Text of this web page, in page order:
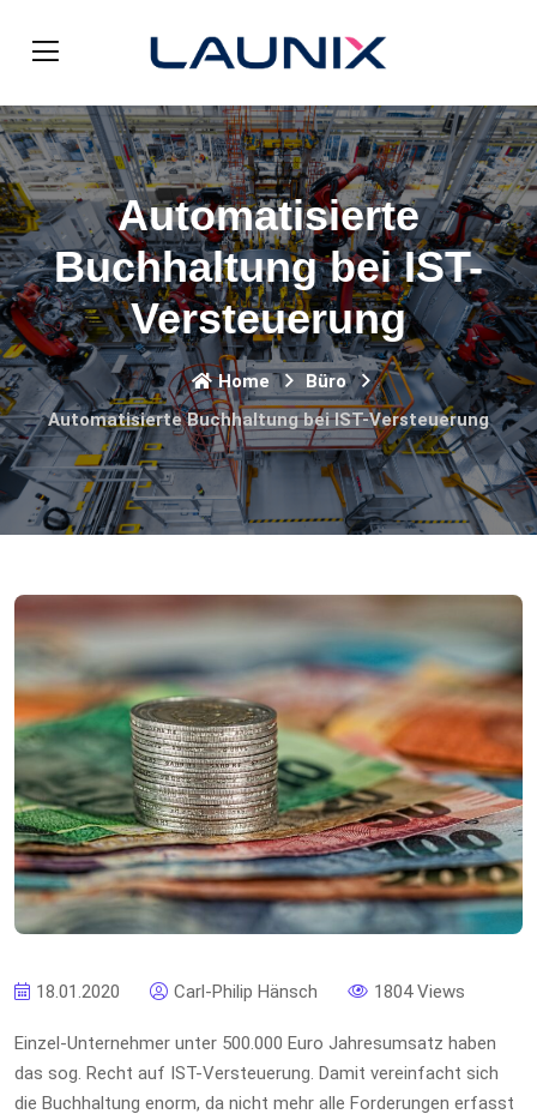
Automatisierte
Buchhaltung bei IST-
Versteuerung
Home
Büro
Automatisierte Buchhaltung bei IST-Versteuerung
18.01.2020 Carl-Philip Hänsch 1804 Views
Einzel-Unternehmer unter 500.000 Euro Jahresumsatz haben
das sog. Recht auf IST-Versteuerung. Damit vereinfacht sich
die Buchhaltung enorm, da nicht mehr alle Forderungen erfasst